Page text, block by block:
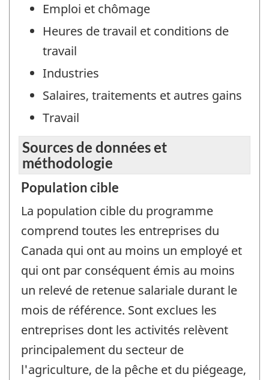
Emploi et chômage
Heures de travail et conditions de
travail
Industries
Salaires, traitements et autres gains
Travail
Sources de données et
méthodologie
Population cible
La population cible du programme
comprend toutes les entreprises du
Canada qui ont au moins un employé et
qui ont par conséquent émis au moins
un relevé de retenue salariale durant le
mois de référence. Sont exclues les
entreprises dont les activités relèvent
principalement du secteur de
l'agriculture, de la pêche et du piégeage,